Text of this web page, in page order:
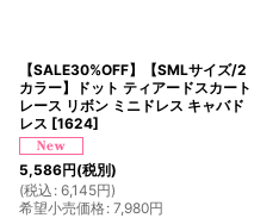
【SALE30%OFF】【SMLサイズ/2
カラー】ドット ティアードスカート
レース リボン ミニドレス キャバド
レス [1624]
5,586円(税別)
(税込 : 6,145円)
希望小売価格: 7,980円